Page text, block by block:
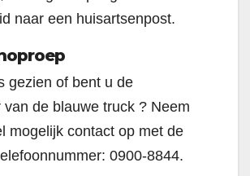
naar een huisartsenpost.
gezien of bent u de
van de blauwe truck ? Neem
mogelijk contact op met de
0900-8844.